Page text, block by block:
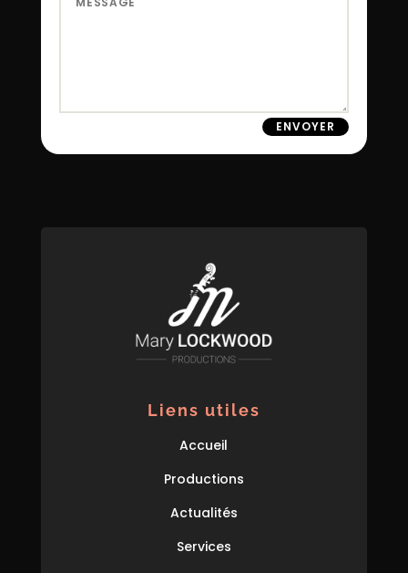
ENVOYER
Liens utiles
Accueil
Productions
Actualités
Services